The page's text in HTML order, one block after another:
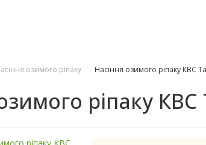
озимого ріпаку Насіння озимого ріпаку КВС
ріпаку КВС